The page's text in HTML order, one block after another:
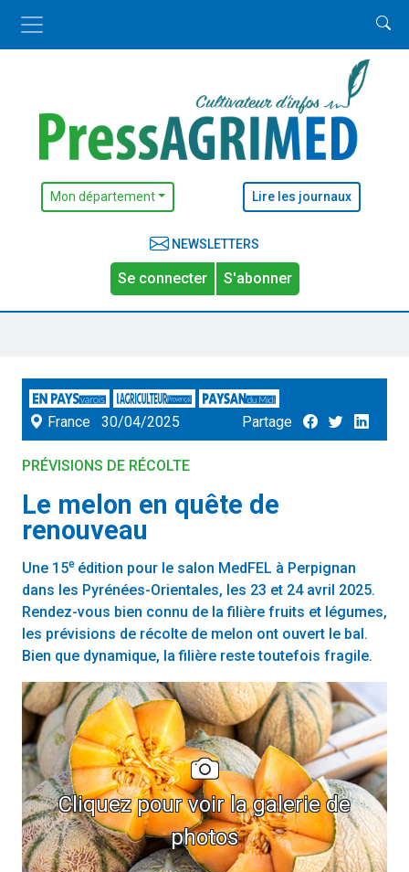
Mon département Lire les journaux
NEWSLETTERS
Se connecter S'abonner
France 30/04/2025 Partage
PRÉVISIONS DE RÉCOLTE
Le melon en quête de
renouveau
Une 15e édition pour le salon MedFEL à Perpignan
dans les Pyrénées-Orientales, les 23 et 24 avril 2025.
Rendez-vous bien connu de la filière fruits et légumes,
les prévisions de récolte de melon ont ouvert le bal.
Bien que dynamique, la filière reste toutefois fragile.
Cliquez pour voir la galerie de
photos